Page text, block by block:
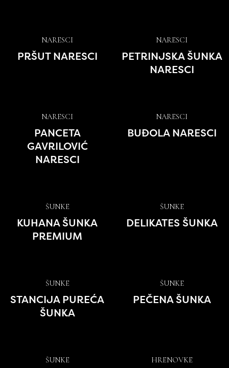
NARESCI
PRŠUT NARESCI
NARESCI
PETRINJSKA ŠUNKA
NARESCI
NARESCI
PANCETA
GAVRILOVIĆ
NARESCI
NARESCI
BUĐOLA NARESCI
ŠUNKE
KUHANA ŠUNKA
PREMIUM
ŠUNKE
DELIKATES ŠUNKA
ŠUNKE
STANCIJA PUREĆA
ŠUNKA
ŠUNKE
PEČENA ŠUNKA
ŠUNKE HRENOVKE